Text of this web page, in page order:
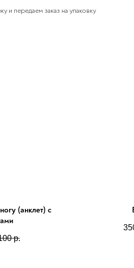
и передаем заказ на упаковку
(анклет) с
р.